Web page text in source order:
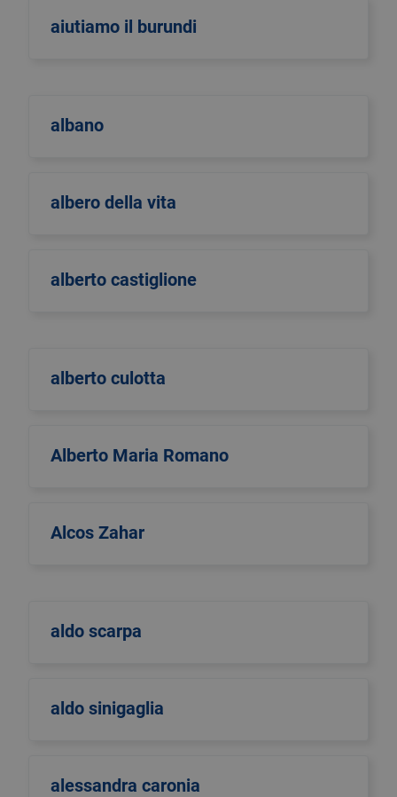
aiutiamo il burundi
albano
albero della vita
alberto castiglione
alberto culotta
Alberto Maria Romano
Alcos Zahar
aldo scarpa
aldo sinigaglia
alessandra caronia